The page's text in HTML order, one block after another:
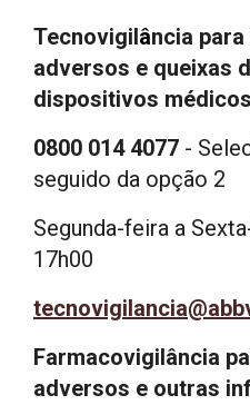
Tecnovigilância
adversos e queixas
dispositivos médicos
0800 014 4077 -
seguido da opção 2
Segunda-feira a
17h00
Farmacovigilância
adversos e outras